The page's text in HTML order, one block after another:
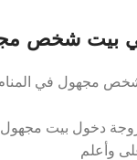
بيت شخص
مجهول في المنام
دخول بيت
وأعلم